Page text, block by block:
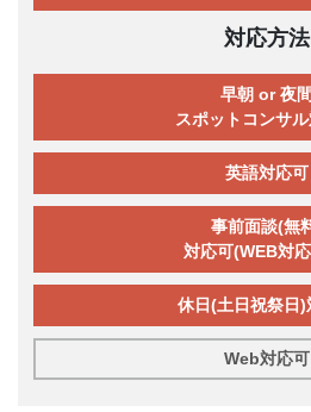
対応方法
早朝 or 夜間
スポットコンサ
英語対応可
事前面談(無
対応可(WEB対
休日(土日祝祭日)
Web対応可